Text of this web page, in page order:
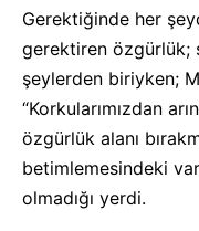
Gerektiğinde her
gerektiren özgürlük;
şeylerden biriyken;
“Korkularımızdan
özgürlük alanı
betimlemesindeki
olmadığı yerdi.